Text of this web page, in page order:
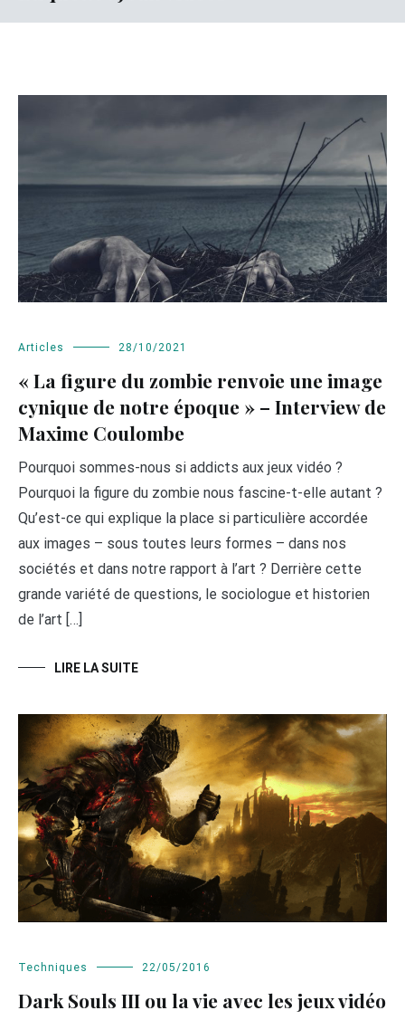
Articles 28/10/2021
« La figure du zombie renvoie une image
cynique de notre époque » – Interview de
Maxime Coulombe
Pourquoi sommes-nous si addicts aux jeux vidéo ?
Pourquoi la figure du zombie nous fascine-t-elle autant ?
Qu’est-ce qui explique la place si particulière accordée
aux images – sous toutes leurs formes – dans nos
sociétés et dans notre rapport à l’art ? Derrière cette
grande variété de questions, le sociologue et historien
de l’art […]
LIRE LA SUITE
Techniques 22/05/2016
Dark Souls III ou la vie avec les jeux vidéo